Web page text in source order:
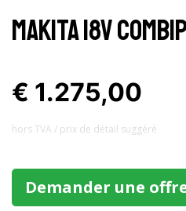
MAKITA 18V
€ 1.275,00
hors TVA / prix ​​de détail suggéré
Demander une